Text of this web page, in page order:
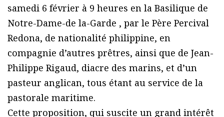
samedi 6 février à 9 heures en la Basilique de
Notre-Dame-de la-Garde , par le Père Percival
Redona, de nationalité philippine, en
compagnie d’autres prêtres, ainsi que de Jean-
Philippe Rigaud, diacre des marins, et d’un
pasteur anglican, tous étant au service de la
pastorale maritime.
Cette proposition, qui suscite un grand intérêt